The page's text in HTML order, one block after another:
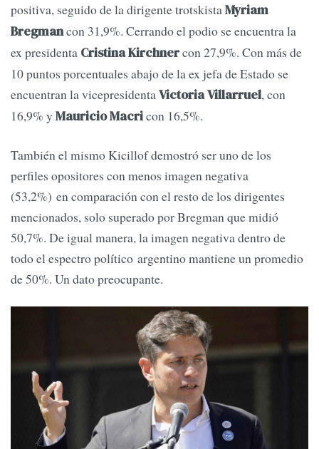
positiva, seguido de la dirigente trotskistaMyriam
Bregmancon 31,9%. Cerrando el podio se encuentra la
ex presidenta Cristina Kirchnercon 27,9%. Con más de
10 puntos porcentuales abajo de la ex jefa de Estado se
encuentran la vicepresidentaVictoria Villarruel, con
16,9% y Mauricio Macricon 16,5%.
También el mismo Kicillof demostró ser uno de los
perfiles opositores con menos imagen negativa
(53,2%) en comparación con el resto de los dirigentes
mencionados, solo superado por Bregman que midió
50,7%. De igual manera, la imagen negativa dentro de
todo el espectro político argentino mantiene un promedio
de 50%. Un dato preocupante.